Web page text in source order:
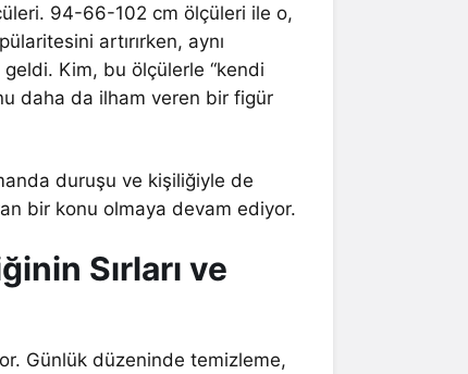
94-66-102 cm ölçüleri ile o,
artırırken, aynı
Kim, bu ölçülerle “kendi
daha da ilham veren bir figür
duruşu ve kişiliğiyle de
bir konu olmaya devam ediyor.
Sırları ve
Günlük düzeninde temizleme,